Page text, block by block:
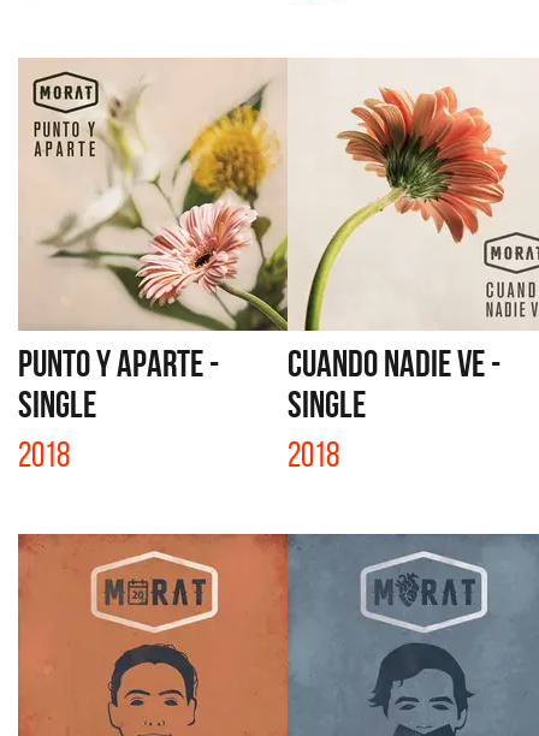
PUNTO Y APARTE -
SINGLE
2018
CUANDO NADIE VE -
SINGLE
2018